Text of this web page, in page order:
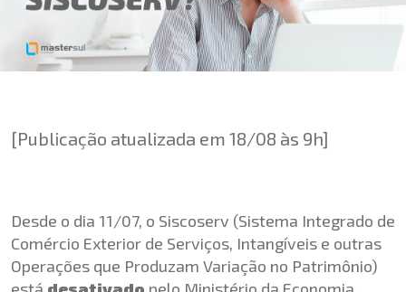
[Publicação atualizada em 18/08 às 9h]
Desde o dia 11/07, o Siscoserv (Sistema Integrado de
Comércio Exterior de Serviços, Intangíveis e outras
Operações que Produzam Variação no Patrimônio)